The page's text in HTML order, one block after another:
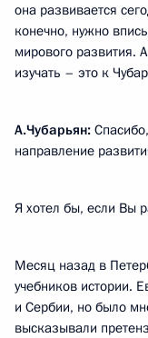
она развивается
конечно, нужно
мирового развития.
изучать – это к
А.Чубарьян:
направление
Я хотел бы, если Вы
Месяц назад в
учебников истории.
и Сербии, но было
высказывали